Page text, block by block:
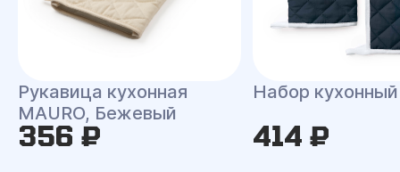
Рукавица кухонная
MAURO, Бежевый
356 ₽
Набор кухонный
414 ₽